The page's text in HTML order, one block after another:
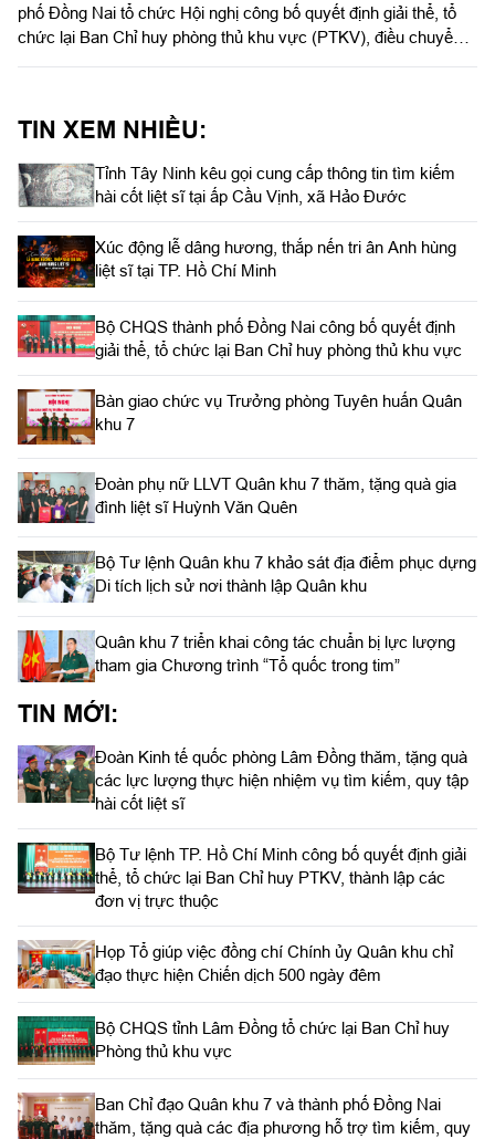
phố Đồng Nai tổ chức Hội nghị công bố quyết định giải thể, tổ
chức lại Ban Chỉ huy phòng thủ khu vực (PTKV), điều chuyển,
Võ Tấn Đức, Phó Bí thư Thành ủy thành phố Đồng Nai; thủ
trưởng các cơ quan Quân khu; lãnh đạo Bộ CHQS thành phố
Đồng Nai.
TIN XEM NHIỀU:
Tỉnh Tây Ninh kêu gọi cung cấp thông tin tìm kiếm
hài cốt liệt sĩ tại ấp Cầu Vịnh, xã Hảo Đước
Xúc động lễ dâng hương, thắp nến tri ân Anh hùng
liệt sĩ tại TP. Hồ Chí Minh
Bộ CHQS thành phố Đồng Nai công bố quyết định
giải thể, tổ chức lại Ban Chỉ huy phòng thủ khu vực
Bàn giao chức vụ Trưởng phòng Tuyên huấn Quân
khu 7
Đoàn phụ nữ LLVT Quân khu 7 thăm, tặng quà gia
đình liệt sĩ Huỳnh Văn Quên
Bộ Tư lệnh Quân khu 7 khảo sát địa điểm phục dựng
Di tích lịch sử nơi thành lập Quân khu
Quân khu 7 triển khai công tác chuẩn bị lực lượng
tham gia Chương trình “Tổ quốc trong tim”
TIN MỚI:
Đoàn Kinh tế quốc phòng Lâm Đồng thăm, tặng quà
các lực lượng thực hiện nhiệm vụ tìm kiếm, quy tập
hài cốt liệt sĩ
Bộ Tư lệnh TP. Hồ Chí Minh công bố quyết định giải
thể, tổ chức lại Ban Chỉ huy PTKV, thành lập các
đơn vị trực thuộc
Họp Tổ giúp việc đồng chí Chính ủy Quân khu chỉ
đạo thực hiện Chiến dịch 500 ngày đêm
Bộ CHQS tỉnh Lâm Đồng tổ chức lại Ban Chỉ huy
Phòng thủ khu vực
Ban Chỉ đạo Quân khu 7 và thành phố Đồng Nai
thăm, tặng quà các địa phương hỗ trợ tìm kiếm, quy